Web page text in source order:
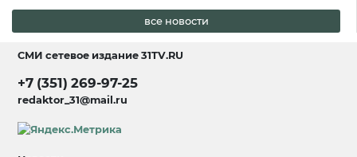
все новости
СМИ сетевое издание31TV.RU
+7 (351) 269-97-25
redaktor_31@mail.ru